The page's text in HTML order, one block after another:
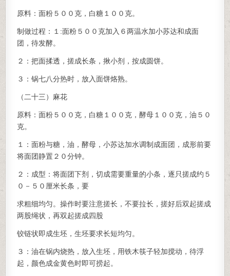
原料：面粉５００克，白糖１００克。
制做过程：１:面粉５００克加入６两温水加小苏达和成面
团，待发酵。
２：把面揉透，搓成长条，揪小剂，按成圆饼。
３：锅七八分热时，放入面饼烙熟。
（二十三）麻花
原料：面粉５００克，白糖１００克，酵母１００克，油５０
克。
１：面粉与糖，油，酵母，小苏达加水调制成面团，成形前要
将面团静置２０分钟。
２：成型：将面团下剂，切成需要重量的小条，逐只搓成约５
０－５０厘米长条，要
求粗细均匀。操作时要注意搓长，不要拉长，搓好后双起搓成
两股绳状，再双起搓成四股
铰链状即成生坯，生坯要求长短均匀。
３：油在锅内烧热，放入生坯，用铁木筷子轻加搅动，待浮
起，颜色成金黄色时即可捞起。